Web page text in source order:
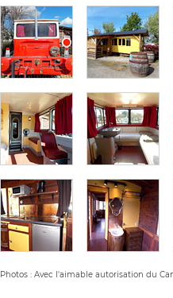
Photos : Avec l'aimable autorisation du